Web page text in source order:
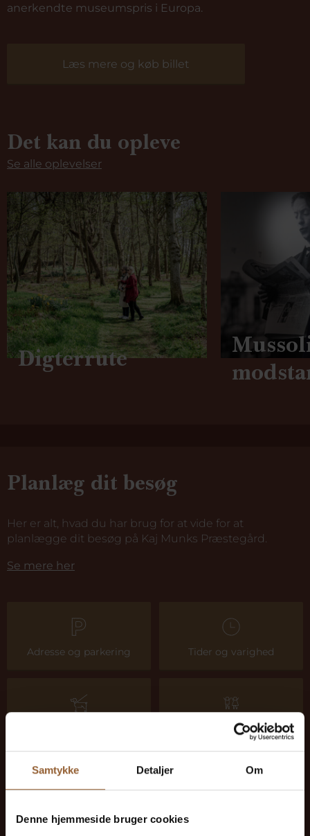
Samtykke Detaljer Om
Denne hjemmeside bruger cookies
anerkendte museumspris i Europa.
Læs mere og køb billet
Det kan du opleve
Se alle oplevelser
Digterrute
Planlæg dit besøg
Her er alt, hvad du har brug for at vide for at
planlægge dit besøg på Kaj Munks Præstegård.
Se mere her
Adresse og parkering Tider og varighed
Børn